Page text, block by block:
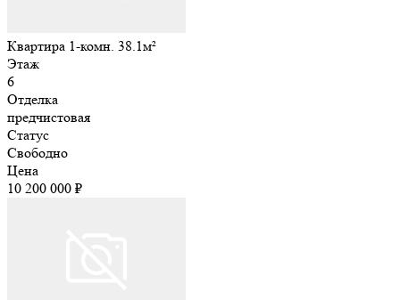
Квартира 1-комн. 38.1м²
Этаж
6
Отделка
предчистовая
Статус
Свободно
Цена
10 200 000 ₽